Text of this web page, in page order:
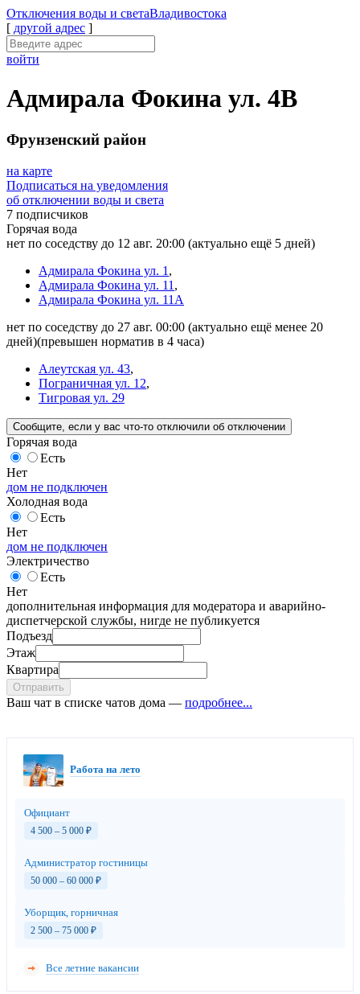
Отключения воды и светаВладивостока
[ другой адрес ]
войти
Адмирала Фокина ул. 4В
Фрунзенский район
на карте
Подписаться на уведомления
об отключении воды и света
7 подписчиков
Горячая вода
нет по соседству до 12 авг. 20:00 (актуально ещё 5 дней)
Адмирала Фокина ул. 1 ,
Адмирала Фокина ул. 11 ,
Адмирала Фокина ул. 11А
нет по соседству до 27 авг. 00:00 (актуально ещё менее 20
дней)(превышен норматив в 4 часа)
Алеутская ул. 43,
Пограничная ул. 12,
Тигровая ул. 29
Сообщите , если у вас что-то отключили об отключении
Горячая вода
Есть
Нет
дом не подключен
Холодная вода
Есть
Нет
дом не подключен
Электричество
Есть
Нет
дополнительная информация для модератора и аварийно-
диспетчерской службы, нигде не публикуется
Подъезд
Этаж
Квартира
Отправить
Ваш чат в списке чатов дома — подробнее...
Работа на лето
Официант
4 500 – 5 000 ₽
Администратор гостиницы
50 000 – 60 000 ₽
Уборщик, горничная
2 500 – 75 000 ₽
Все летние вакансии